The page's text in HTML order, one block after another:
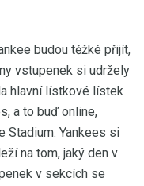
budou těžké přijít,
vstupenek si udržely
hlavní lístkové lístek
a to buď online,
Stadium. Yankees si
na tom, jaký den v
v sekcích se